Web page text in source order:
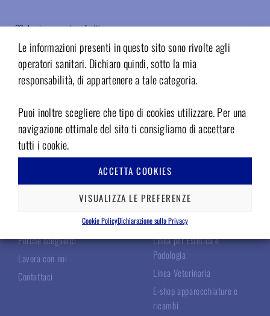
Le informazioni presenti in questo sito sono rivolte agli
operatori sanitari. Dichiaro quindi, sotto la mia
responsabilità, di appartenere a tale categoria.
Puoi inoltre scegliere che tipo di cookies utilizzare. Per una
navigazione ottimale del sito ti consigliamo di accettare
tutti i cookie.
ACCETTA COOKIES
VISUALIZZA LE PREFERENZE
Cookie PolicyDichiarazione sulla Privacy
Aggiungere ai preferiti
Codice:05402401
Perché sceglierci
Lavora con noi
Contattaci
LE NOSTRE LINEE
Linea Chirurgica
Linea Odontoiatrica
Linea per Estetica e
Podologia
Linea Veterinaria
E-shop apparecchiature e
ricambi